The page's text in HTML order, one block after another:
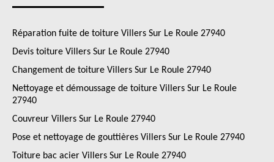
Réparation fuite de toiture Villers Sur Le Roule 27940
Devis toiture Villers Sur Le Roule 27940
Changement de toiture Villers Sur Le Roule 27940
Nettoyage et démoussage de toiture Villers Sur Le Roule
27940
Couvreur Villers Sur Le Roule 27940
Pose et nettoyage de gouttières Villers Sur Le Roule 27940
Toiture bac acier Villers Sur Le Roule 27940